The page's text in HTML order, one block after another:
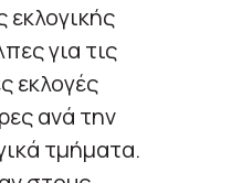
για τις
εκλογές
ανά την
τμήματα.